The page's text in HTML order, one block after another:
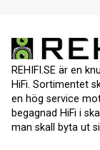
REHIFI.SE är en
HiFi. Sortimentet
en hög service
begagnad HiFi i
man skall byta ut